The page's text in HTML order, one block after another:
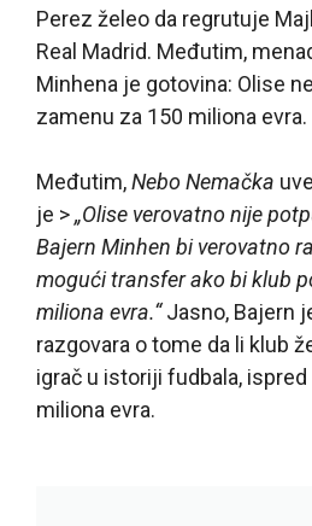
Perez želeo da regrutuje
Real Madrid. Međutim,
Minhena je gotovina: Olise
zamenu za 150 miliona evra.
Međutim,Nebo Nemačka
je >„Olise verovatno nije
Bajern Minhen bi verovatno
mogući transfer ako bi klub
miliona evra.“Jasno, Bajern
razgovara o tome da li klub
igrač u istoriji fudbala,
miliona evra.